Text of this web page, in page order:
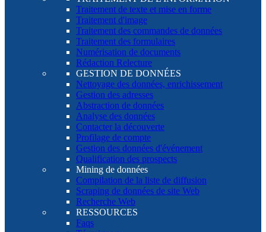
Traitement de texte et mise en forme
Traitement d'image
Traitement des commandes de données
Traitement des formulaires
Numérisation de documents
Rédaction Relecture
GESTION DE DONNÉES
Nettoyage des données, enrichissement
Gestion des adresses
Abstraction de données
Analyse des données
Contacter la découverte
Profilage de compte
Gestion des données d'événement
Qualification des prospects
Mining de données
Compilation de la liste de diffusion
Scraping de données de site Web
Recherche Web
RESSOURCES
Faqs